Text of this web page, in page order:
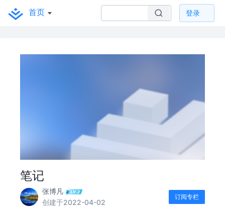
首页 登录
笔记
张博凡
创建于2022-04-02
订阅专栏